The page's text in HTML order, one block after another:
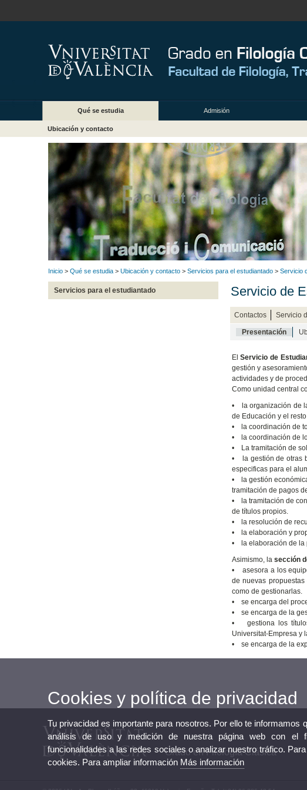
Qué se estudia Admisión
Ubicación y contacto
Inicio > Qué se estudia > Ubicación y contacto > Servicios para el estudiantado > Servicio
Servicios para el estudiantado Servicio de
Contactos Servicio
Presentación
ElServicio de
gestión y
actividades y de
Como unidad central
• la organización de
de Educación y el
• la coordinación de
• la coordinación de
• La tramitación de
• la gestión de otras
especificas para el
• la gestión
tramitación de pagos
• la tramitación de
de títulos propios.
• la resolución de
• la elaboración y
• la elaboración de la
Asimismo, la sección
• asesora a los
de nuevas
como de gestionarlas.
• se encarga del
• se encarga de la
• gestiona los títulos
Universitat-Empresa y
• se encarga de la
Grado en Filología Clásica
Cookies y política de privacidad
Tu privacidad es importante para nosotros. Por ello te
análisis de uso y medición de nuestra página web con el
funcionalidades a las redes sociales o analizar nuestro tráfico.
cookies. Para ampliar información Más información